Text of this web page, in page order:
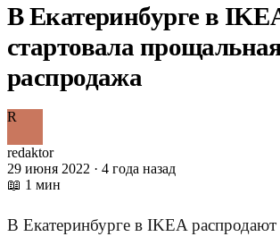
В Екатеринбурге в
стартовала
распродажа
R
redaktor
29 июня 2022 · 4 года назад
📖 1 мин
В Екатеринбурге в IKEA распродают